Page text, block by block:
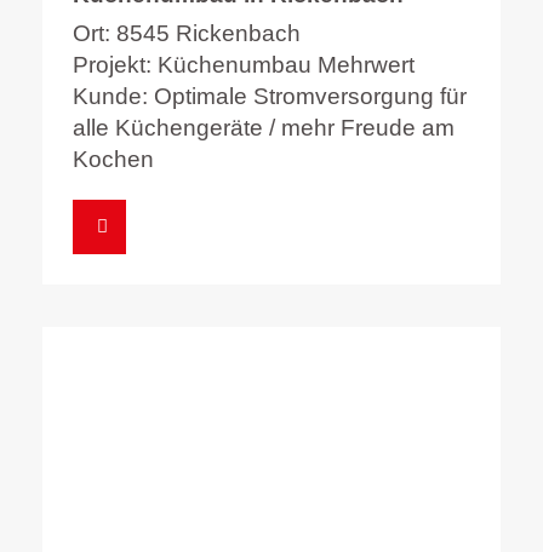
Ort: 8545 Rickenbach
Projekt: Küchenumbau Mehrwert
Kunde: Optimale Stromversorgung für
alle Küchengeräte / mehr Freude am
Kochen